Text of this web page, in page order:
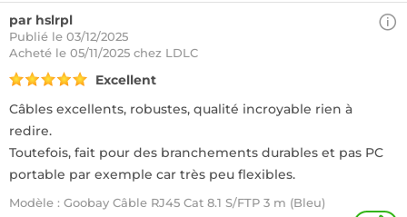
par hslrpl
Publié le 03/12/2025
Acheté le 05/11/2025 chez LDLC
Excellent
Câbles excellents, robustes, qualité incroyable rien à
redire.
Toutefois, fait pour des branchements durables et pas PC
portable par exemple car très peu flexibles.
Modèle : Goobay Câble RJ45 Cat 8.1 S/FTP 3 m (Bleu)